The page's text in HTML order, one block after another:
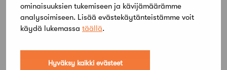
ominaisuuksien tukemiseen ja kävijämäärämme
analysoimiseen. Lisää evästekäytänteistämme voit
käydä lukemassa täällä.
Hyväksy kaikki evästeet